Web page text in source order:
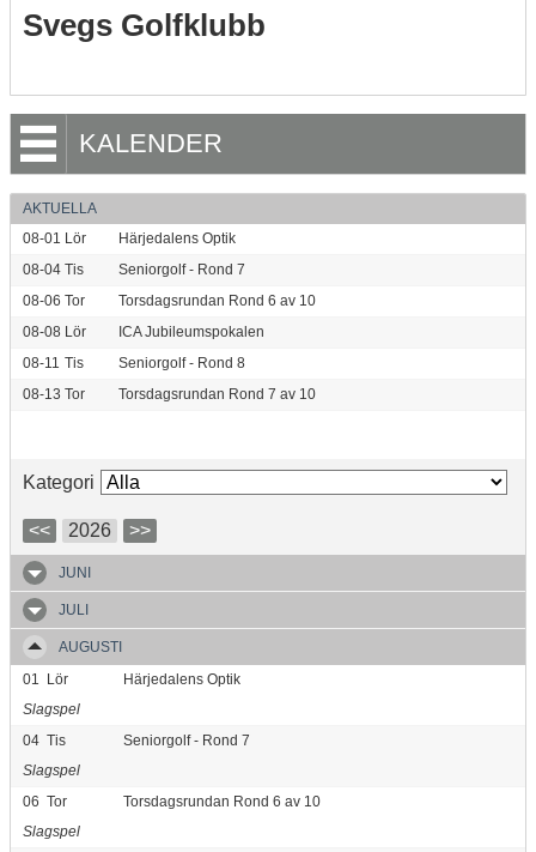
Svegs Golfklubb
KALENDER
AKTUELLA
08-01 Lör
Härjedalens Optik
08-04 Tis
Seniorgolf - Rond 7
08-06 Tor
Torsdagsrundan Rond 6 av 10
08-08 Lör
ICA Jubileumspokalen
08-11 Tis
Seniorgolf - Rond 8
08-13 Tor Torsdagsrundan Rond 7 av 10
Kategori
<< 2026 >>
JUNI
JULI
AUGUSTI
01
Lör
Härjedalens Optik
Slagspel
04 Tis
Seniorgolf - Rond 7
Slagspel
06 Tor
Torsdagsrundan Rond 6 av 10
Slagspel